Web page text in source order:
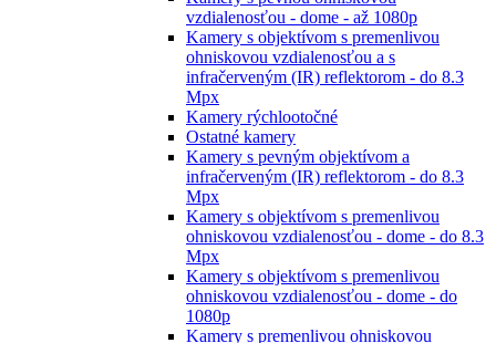
vzdialenosťou - dome - až 1080p
Kamery s objektívom s premenlivou
ohniskovou vzdialenosťou a s
infračerveným (IR) reflektorom - do 8.3
Mpx
Kamery rýchlootočné
Ostatné kamery
Kamery s pevným objektívom a
infračerveným (IR) reflektorom - do 8.3
Mpx
Kamery s objektívom s premenlivou
ohniskovou vzdialenosťou - dome - do 8.3
Mpx
Kamery s objektívom s premenlivou
ohniskovou vzdialenosťou - dome - do
1080p
Kamery s premenlivou ohniskovou